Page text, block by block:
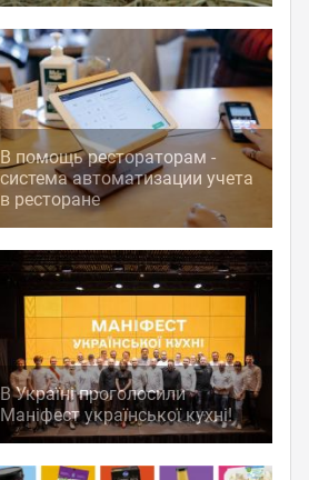
В помощь рестораторам -
система автоматизации учета
в ресторане
В Україні проголосили
Маніфест української кухні!